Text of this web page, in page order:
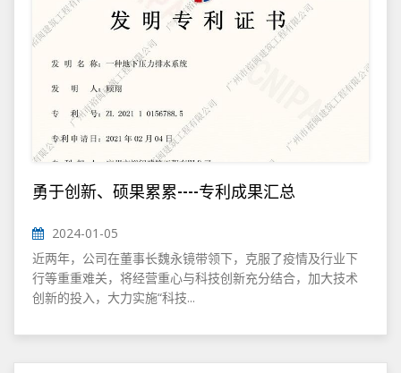
勇于创新、硕果累累----专利成果汇总
2024-01-05
近两年，公司在董事长魏永镜带领下，克服了疫情及行业下
行等重重难关，将经营重心与科技创新充分结合，加大技术
创新的投入，大力实施“科技...